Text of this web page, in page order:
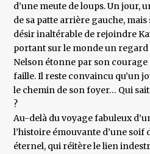
d’une meute de loups. Un jour,
de sa patte arrière gauche,
désir inaltérable de rejoindre
portant sur le monde un
Nelson étonne par son
faille. Il reste convaincu qu’un
le chemin de son foyer… Qui
?
Au-delà du voyage fabuleux
l’histoire émouvante d’une soif
éternel, qui réitère le lien